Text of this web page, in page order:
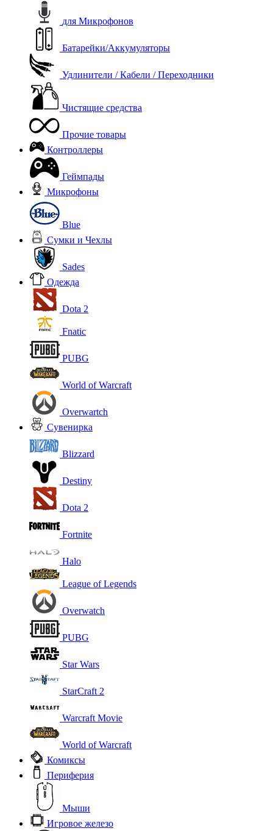
для Микрофонов
Батарейки/Аккумуляторы
Удлинители / Кабели / Переходники
Чистящие средства
Прочие товары
Контроллеры
Геймпады
Микрофоны
Blue
Сумки и Чехлы
Sades
Одежда
Dota 2
Fnatic
PUBG
World of Warcraft
Overwartch
Сувенирка
Blizzard
Destiny
Dota 2
Fortnite
Halo
League of Legends
Overwatch
PUBG
Star Wars
StarCraft 2
Warcraft Movie
World of Warcraft
Комиксы
Периферия
Мыши
Игровое железо